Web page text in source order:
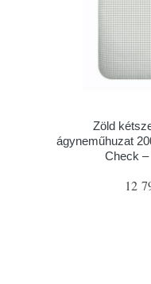
Zöld
ágyneműhuzat
Check –
12